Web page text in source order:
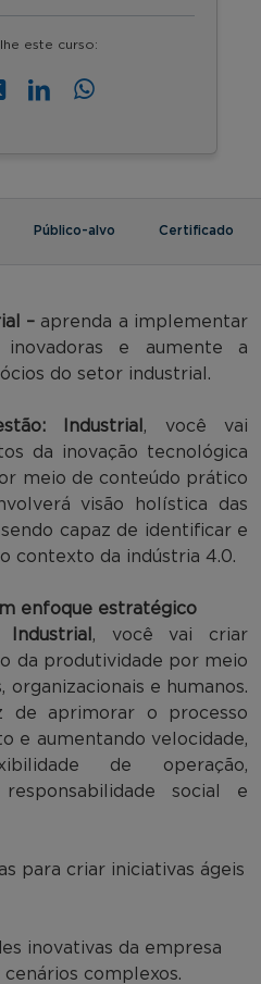
este curso:
Público-alvo Certificado
– aprenda a implementar
e aumente a
do setor industrial.
Industrial , você vai
da inovação tecnológica
meio de conteúdo prático
visão holística das
capaz de identificar e
contexto da indústria 4.0.
enfoque estratégico
, você vai criar
da produtividade por meio
organizacionais e humanos.
de aprimorar o processo
e aumentando velocidade,
de operação,
social e
para criar iniciativas ágeis
inovativas da empresa
complexos.